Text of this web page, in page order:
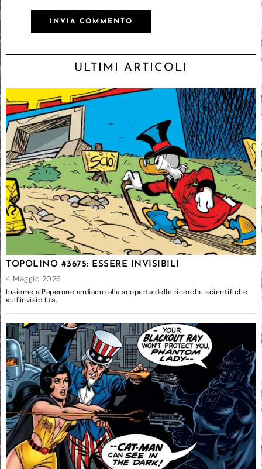
ULTIMI ARTICOLI
TOPOLINO #3675: ESSERE INVISIBILI
4 Maggio 2026
Insieme a Paperone andiamo alla scoperta delle ricerche scientifiche
sull'invisibilità.